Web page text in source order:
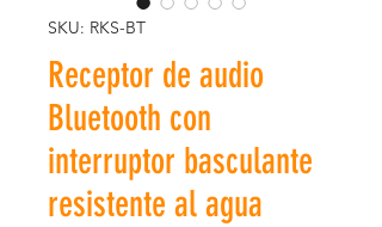
SKU: RKS-BT
Receptor de audio
Bluetooth con
interruptor basculante
resistente al agua